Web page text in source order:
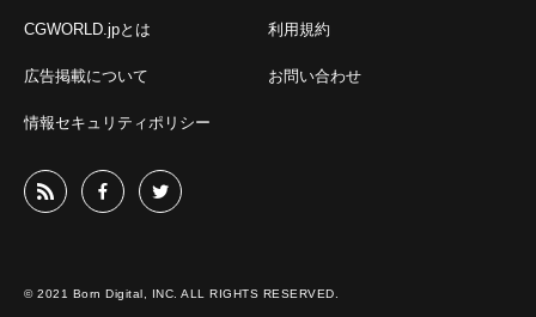
CGWORLD.jpとは 利用規約
広告掲載について お問い合わせ
情報セキュリティポリシー
© 2021 Born Digital, INC. ALL RIGHTS RESERVED.